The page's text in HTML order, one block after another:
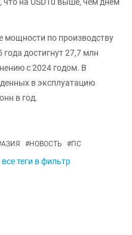
что на USD10 выше, чем днем
мощности по производству
достигнут 27,7 млн
с 2024 годом. В
в эксплуатацию
в год.
АЗИЯ #НОВОСТЬ #ПС
теги в фильтр